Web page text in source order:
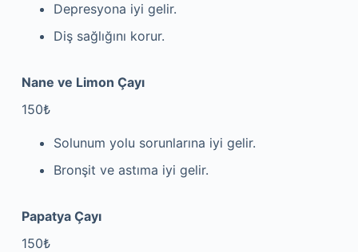
Depresyona iyi gelir.
Diş sağlığını korur.
Nane ve Limon Çayı
150₺
Solunum yolu sorunlarına iyi gelir.
Bronşit ve astıma iyi gelir.
Papatya Çayı
150₺